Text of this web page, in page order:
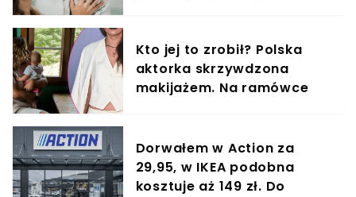
Kto jej to zrobił? Polska
aktorka skrzywdzona
makijażem. Na ramówce
Dorwałem w Action za
29,95, w IKEA podobna
kosztuje aż 149 zł. Do